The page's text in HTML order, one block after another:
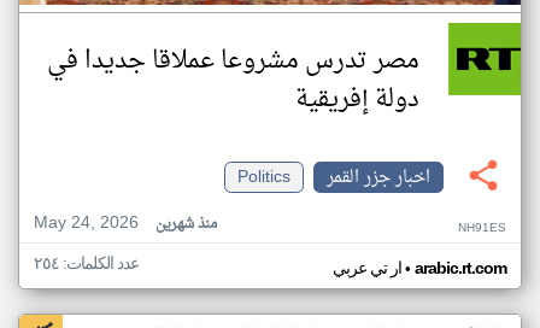
مصر تدرس مشروعا عملاقا جديدا في
دولة إفريقية
اخبار جزر القمر
Politics
May 24, 2026
منذ شهرين NH91ES
ار تي عربي• arabic.rt.com عدد الكلمات: ٢٥٤